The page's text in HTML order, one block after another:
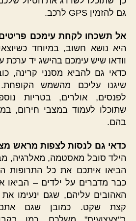
גם להזמין GPS לרכב.
אל תשכחו לקחת עימכם
היא נושא חשוב, במיוחד
וודאו שיש עימכם בהישג יד ערכת
כדאי גם להביא מסנני קרינה,
שיגנו עליכם מהשמש
לפנסים, אולרים, בטריות
שתוכלו לעמוד במצבי חירום,
בהם.
כדאי גם לנסות לצפות מראש
הילד סובל מאסטמה, מאלרגיה,
הביאו איתכם את כל התרופות
כבר מדברים על ילדים – הביאו
האהובים עליהם, שגם ינעימו
קצת שקט. כמובן שגם אתם